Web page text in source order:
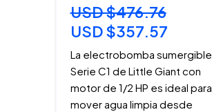
USD $476.76
USD $357.57
La electrobomba sumergible
Serie C1 de Little Giant con
motor de 1/2 HP es ideal para
mover agua limpia desde